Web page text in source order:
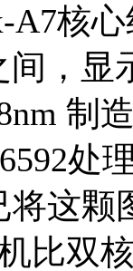
A7核
间，
制
处
这颗
比双